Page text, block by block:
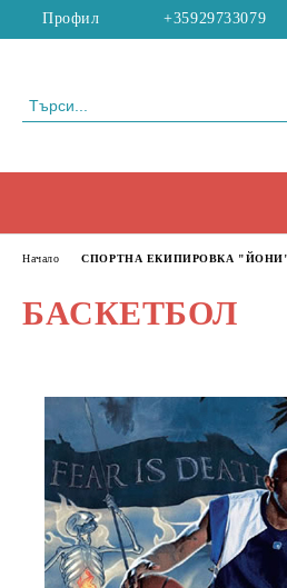
Профил +35929733079
Начало СПОРТНА ЕКИПИРОВКА
БАСКЕТБОЛ